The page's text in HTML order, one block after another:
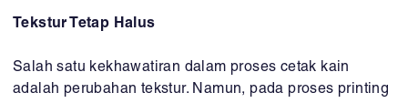
Tekstur Tetap Halus
Salah satu kekhawatiran dalam proses cetak kain
adalah perubahan tekstur. Namun, pada proses printing